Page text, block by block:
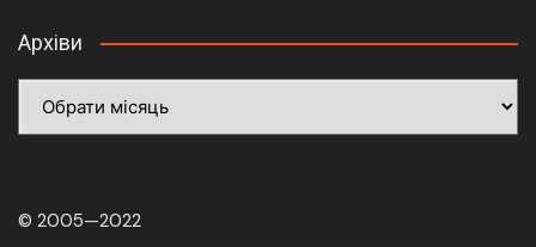
Архіви
© 2005—2022